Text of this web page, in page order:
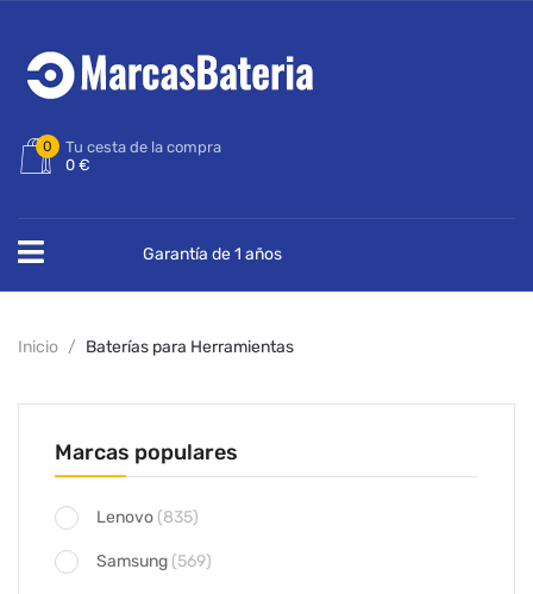
0
Tu cesta de la compra
0 €
Garantía de 1 años
Inicio Baterías para Herramientas
Marcas populares
Lenovo (835)
Samsung (569)